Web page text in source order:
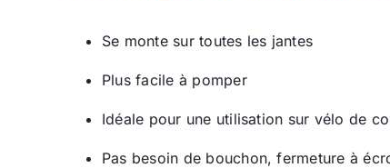
Se monte sur toutes les jantes
Plus facile à pomper
Idéale pour une utilisation sur vélo de
Pas besoin de bouchon, fermeture à